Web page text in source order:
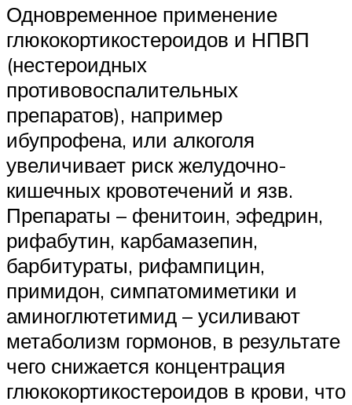
Одновременное применение
глюкокортикостероидов и НПВП
(нестероидных
противовоспалительных
препаратов), например
ибупрофена, или алкоголя
увеличивает риск желудочно-
кишечных кровотечений и язв.
Препараты – фенитоин, эфедрин,
рифабутин, карбамазепин,
барбитураты, рифампицин,
примидон, симпатомиметики и
аминоглютетимид – усиливают
метаболизм гормонов, в результате
чего снижается концентрация
глюкокортикостероидов в крови, что